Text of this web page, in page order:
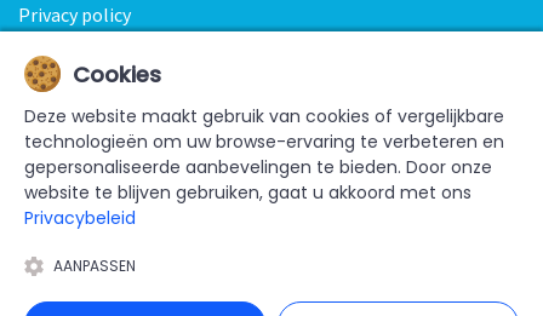
Privacy policy
Bekijk ook
SpringkussensSpelkussens Spelverhuur Mascotteverhuur
Kinderauto'sFunfood & TraktatiesOpblaasfiguren &
blikvangers Beurzen, promoties & eventsVoordeelpakketten
Cookies
Deze website maakt gebruik van cookies of vergelijkbare
technologieën om uw browse-ervaring te verbeteren en
gepersonaliseerde aanbevelingen te bieden. Door onze
website te blijven gebruiken, gaat u akkoord met ons
Privacybeleid
AANPASSEN